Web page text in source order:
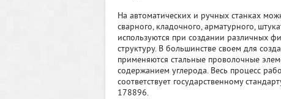
На автоматических и ручных станках
сварного, кладочного, арматурного,
используются при создании различных
структуру. В большинстве своем для
применяются стальные проволочные
содержанием углерода. Весь процесс
соответствует государственному
178896.